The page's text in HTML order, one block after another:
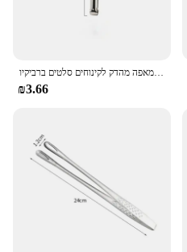
נירוסטה מזון מלקחי כלי מטבח מזנון בישול כלי אנטי חום לחם קליפ מאפה מהדק לקינוחים סלטים ברביקיו
₪3.66